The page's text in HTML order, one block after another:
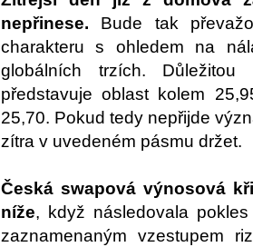
nepřinese. Bude tak
charakteru s ohledem na
globálních trzích. Důležitou
představuje oblast kolem
25,70. Pokud tedy nepřijde
zítra v uvedeném pásmu držet.
Česká swapová výnosová
níže, když následovala
zaznamenaným vzestupem